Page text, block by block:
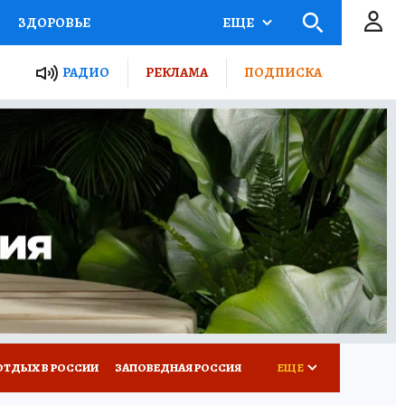
ЗДОРОВЬЕ
ПРОЕКТЫ РОССИИ
ПУТЕВОДИТЕЛЬ
ТУРИЗМ
ПОТРЕБИТЕЛЯ ВСЕ О КП
ЕЩЕ
РАДИО РЕКЛАМА ПОДПИСКА
В РОССИИ ЗАПОВЕДНАЯ РОССИЯ ЕЩЕ